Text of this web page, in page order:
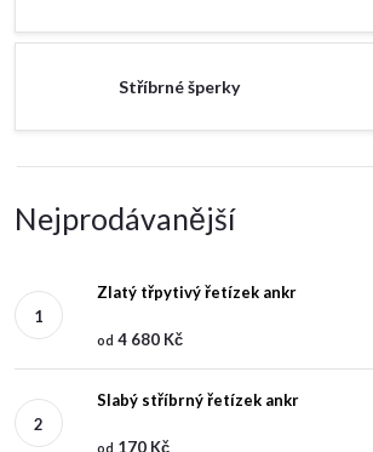
Stříbrné šperky
Nejprodávanější
Zlatý třpytivý řetízek ankr
od 4 680 Kč
Slabý stříbrný řetízek ankr
od 170 Kč